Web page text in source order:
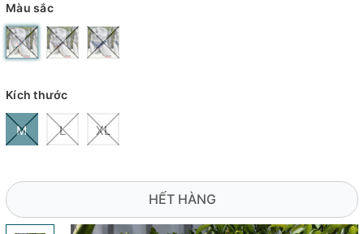
Màu sắc
Kích thước
M L XL
HẾT HÀNG